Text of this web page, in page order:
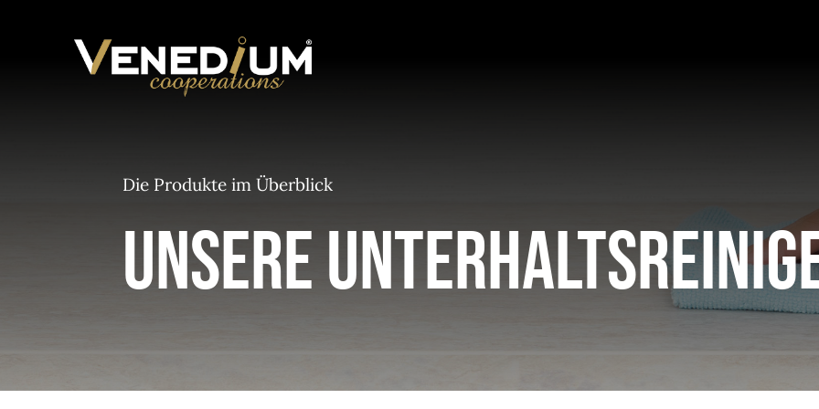
PAPIERSORTIMENT
VERANTWORTUNG
Die Produkte im Überblick
Unsere